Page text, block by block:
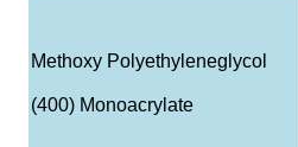
Methoxy Polyethyleneglycol
(400) Monoacrylate